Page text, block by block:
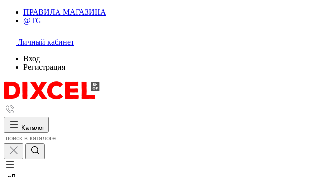
ПРАВИЛА МАГАЗИНА
@TG
Личный кабинет
Вход
Регистрация
Каталог